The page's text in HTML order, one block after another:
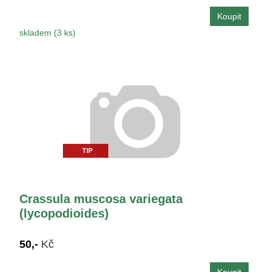
skladem (3 ks)
TIP
Crassula muscosa variegata
(lycopodioides)
50,- Kč